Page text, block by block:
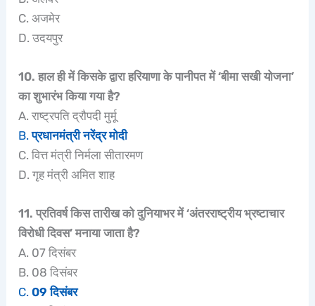
C. अजमेर
D. उदयपुर
10. हाल ही में किसके द्वारा हरियाणा के पानीपत में ‘बीमा सखी योजना’
का शुभारंभ किया गया है?
A. राष्ट्रपति द्रौपदी मुर्मू
B.प्रधानमंत्री नरेंद्र मोदी
C. वित्त मंत्री निर्मला सीतारमण
D. गृह मंत्री अमित शाह
11. प्रतिवर्ष किस तारीख को दुनियाभर में ‘अंतरराष्ट्रीय भ्रष्टाचार
विरोधी दिवस’ मनाया जाता है?
A. 07 दिसंबर
B. 08 दिसंबर
C. 09 दिसंबर